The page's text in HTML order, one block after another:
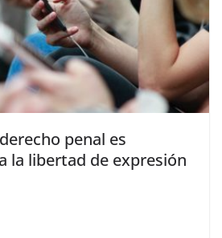
penal es
la libertad de expresión